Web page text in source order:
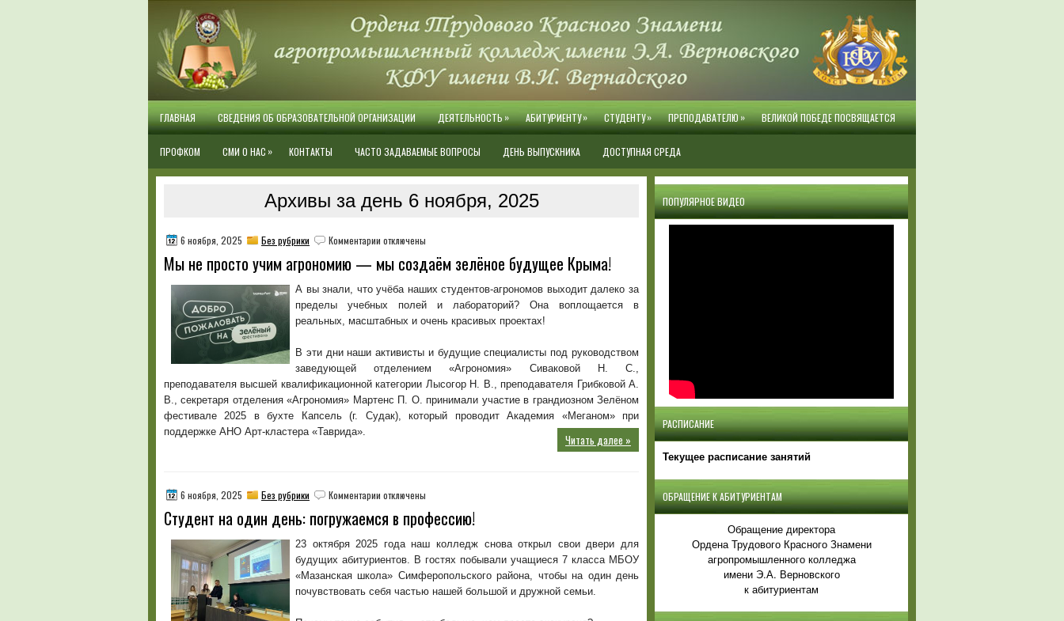
ГЛАВНАЯ СВЕДЕНИЯ ОБ ОБРАЗОВАТЕЛЬНОЙ ОРГАНИЗАЦИИ ДЕЯТЕЛЬНОСТЬ» АБИТУРИЕНТУ» СТУДЕНТУ» ПРЕПОДАВАТЕЛЮ» ВЕЛИКОЙ ПОБЕДЕ ПОСВЯЩАЕТСЯ
ПРОФКОМ СМИ О НАС » КОНТАКТЫ ЧАСТО ЗАДАВАЕМЫЕ ВОПРОСЫ ДЕНЬ ВЫПУСКНИКА ДОСТУПНАЯ СРЕДА
Архивы за день 6 ноября, 2025
6 ноября, 2025 Без рубрики Комментарии к
Мы
не
просто
учим
агрономию
мы
создаём
зелёное
будущее
Крыма!
отключены
Мы не просто учим агрономию — мы создаём зелёное будущее Крыма!
А вы знали, что учёба наших студентов-агрономов выходит далеко за
пределы учебных полей и лабораторий? Она воплощается в
реальных, масштабных и очень красивых проектах!
В эти дни наши активисты и будущие специалисты под руководством
заведующей отделением «Агрономия» Сиваковой Н. С.,
преподавателя высшей квалификационной категории Лысогор Н. В., преподавателя Грибковой А.
В., секретаря отделения «Агрономия» Мартенс П. О. принимали участие в грандиозном Зелёном
фестивале 2025 в бухте Капсель (г. Судак), который проводит Академия «Меганом» при
поддержке АНО Арт-кластера «Таврида».
Читать далее »
6 ноября, 2025 Без рубрики Комментарии к
Студент
один
день:
погружаемся
в
отключены
Студент на один день: погружаемся в профессию!
23 октября 2025 года наш колледж снова открыл свои двери для
будущих абитуриентов. В гостях побывали учащиеся 7 класса МБОУ
«Мазанская школа» Симферопольского района, чтобы на один день
почувствовать себя частью нашей большой и дружной семьи.
ПОПУЛЯРНОЕ ВИДЕО
РАСПИСАНИЕ
Текущее расписание занятий
ОБРАЩЕНИЕ К АБИТУРИЕНТАМ
Обращение директора
Ордена Трудового Красного Знамени
агропромышленного колледжа
имени Э.А. Верновского
к абитуриентам